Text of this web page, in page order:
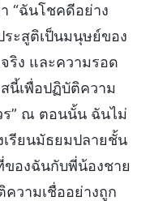
“ฉันโชคดีอย่าง
ะสูติเป็นมนุษย์ของ
ริง และความรอด
นี้เพื่อปฏิบัติความ
ร” ณ ตอนนั้น ฉันไม่
เรียนมัธยมปลายชั้น
ของฉันกับพี่น้องชาย
วามเชื่ออย่างถูก